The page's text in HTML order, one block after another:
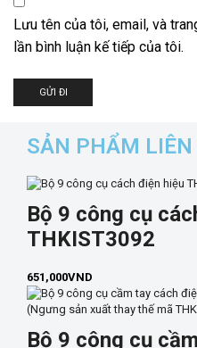
Lưu tên của tôi, email, và
lần bình luận kế tiếp của tôi.
SẢN PHẨM LIÊN
Bộ 9 công cụ
THKIST3092
651,000VND
Bộ 9 công cụ